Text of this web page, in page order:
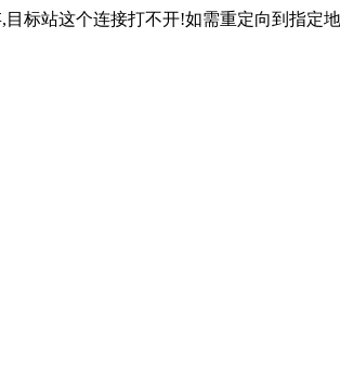
目标站这个连接打不开!如需重定向到指定